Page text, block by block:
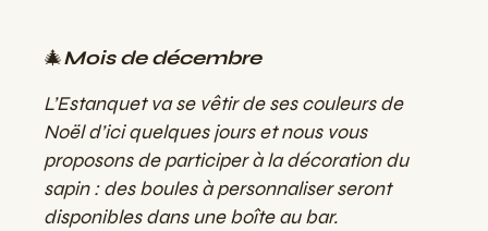
🎄Mois de décembre
L’Estanquet va se vêtir de ses couleurs de
Noël d’ici quelques jours et nous vous
proposons de participer à la décoration du
sapin : des boules à personnaliser seront
disponibles dans une boîte au bar.